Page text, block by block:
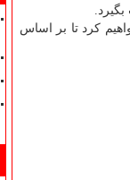
كرد تا بر اساس